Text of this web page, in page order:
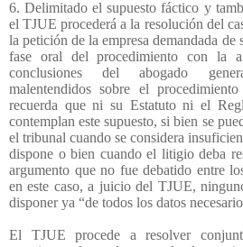
6. Delimitado el supuesto fáctico y
el TJUE procederá a la resolución del
la petición de la empresa demandada de
fase oral del procedimiento con la
conclusiones del abogado
malentendidos sobre el
recuerda que ni su Estatuto ni el
contemplan este supuesto, si bien se
el tribunal cuando se considera
dispone o bien cuando el litigio deba
argumento que no fue debatido entre
en este caso, a juicio del TJUE,
disponer ya “de todos los datos
El TJUE procede a resolver